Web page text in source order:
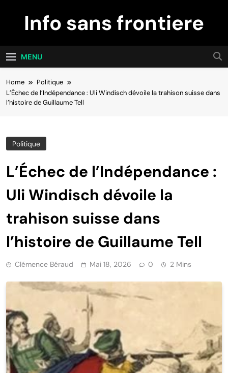
contentInfo sans frontiere
MENU
Home
Politique
L’Échec de l’Indépendance : Uli Windisch dévoile la trahison suisse dans
l’histoire de Guillaume Tell
Politique
L’Échec de l’Indépendance :
Uli Windisch dévoile la
trahison suisse dans
l’histoire de Guillaume Tell
Clémence Béraud Mai 18, 2026 0 2 Mins